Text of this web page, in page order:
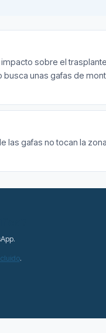
sobre el
unas gafas de
las gafas no tocan la
.